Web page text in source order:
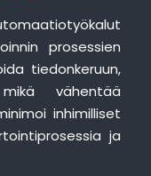
prosessien
tiedonkeruun,
vähentää
inhimilliset
ja